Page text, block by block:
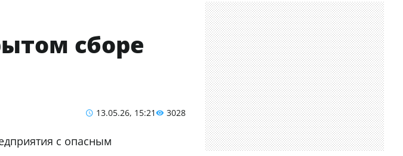
сборе
13.05.26, 15:21 3028
с опасным